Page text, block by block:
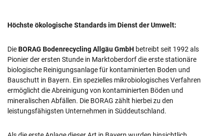
Höchste ökologische Standards im Dienst der Umwelt:
DieBORAG Bodenrecycling Allgäu GmbH betreibt seit 1992 als
Pionier der ersten Stunde in Marktoberdorf die erste stationäre
biologische Reinigungsanlage für kontaminierten Boden und
Bauschutt in Bayern. Ein spezielles mikrobiologisches Verfahren
ermöglicht die Abreinigung von kontaminierten Böden und
mineralischen Abfällen. Die BORAG zählt hierbei zu den
leistungsfähigsten Unternehmen in Süddeutschland.